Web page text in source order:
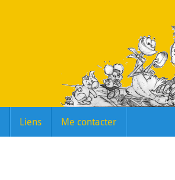
Liens Me contacter